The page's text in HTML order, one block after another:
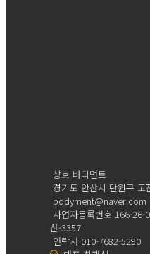
상호 바디먼트
경기도 안산시 단원구
bodyment@naver.com
사업자등록번호 166-
산-3357
연락처 010-7682-5290